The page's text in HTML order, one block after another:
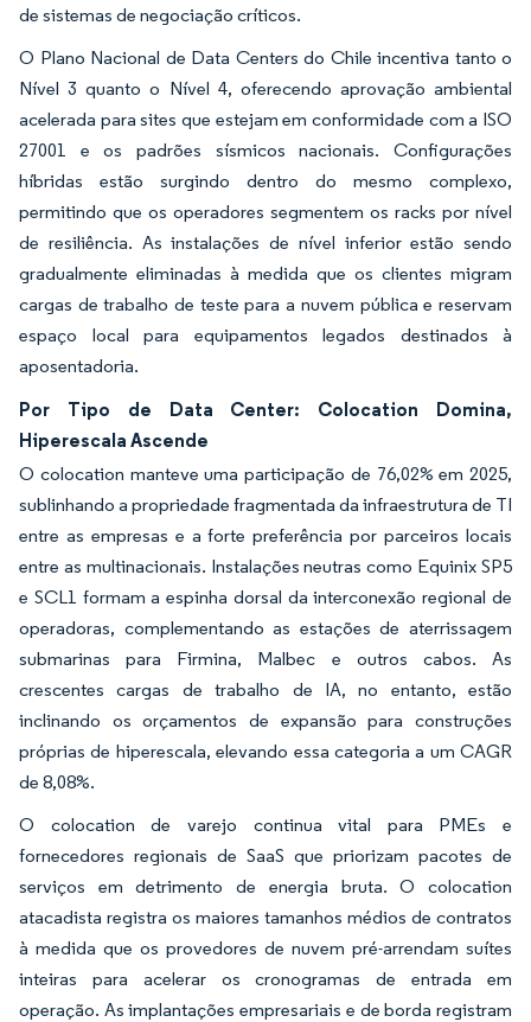
de sistemas de negociação críticos.
O Plano Nacional de Data Centers do Chile incentiva tanto o
Nível 3 quanto o Nível 4, oferecendo aprovação ambiental
acelerada para sites que estejam em conformidade com a ISO
27001 e os padrões sísmicos nacionais. Configurações
híbridas estão surgindo dentro do mesmo complexo,
permitindo que os operadores segmentem os racks por nível
de resiliência. As instalações de nível inferior estão sendo
gradualmente eliminadas à medida que os clientes migram
cargas de trabalho de teste para a nuvem pública e reservam
espaço local para equipamentos legados destinados à
aposentadoria.
Por Tipo de Data Center: Colocation Domina,
Hiperescala Ascende
O colocation manteve uma participação de 76,02% em 2025,
sublinhando a propriedade fragmentada da infraestrutura de TI
entre as empresas e a forte preferência por parceiros locais
entre as multinacionais. Instalações neutras como Equinix SP5
e SCL1 formam a espinha dorsal da interconexão regional de
operadoras, complementando as estações de aterrissagem
submarinas para Firmina, Malbec e outros cabos. As
crescentes cargas de trabalho de IA, no entanto, estão
inclinando os orçamentos de expansão para construções
próprias de hiperescala, elevando essa categoria a um CAGR
de 8,08%.
O colocation de varejo continua vital para PMEs e
fornecedores regionais de SaaS que priorizam pacotes de
serviços em detrimento de energia bruta. O colocation
atacadista registra os maiores tamanhos médios de contratos
à medida que os provedores de nuvem pré-arrendam suítes
inteiras para acelerar os cronogramas de entrada em
operação. As implantações empresariais e de borda registram